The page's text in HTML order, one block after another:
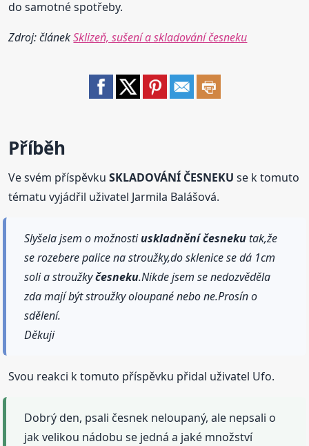
do samotné spotřeby.
Zdroj: článekSklizeň, sušení a skladování česneku
Příběh
Ve svém příspěvkuSKLADOVÁNÍ ČESNEKU se k tomuto
tématu vyjádřil uživatel Jarmila Balášová.
Slyšela jsem o možnostiuskladněníčesnekutak,že
se rozebere palice na stroužky,do sklenice se dá 1cm
soli a stroužkyčesneku.Nikde jsem se nedozvěděla
zda mají být stroužky oloupané nebo ne.Prosín o
sdělení.
Děkuji
Svou reakci k tomuto příspěvku přidal uživatel Ufo.
Dobrý den, psali česnek neloupaný, ale nepsali o
jak velikou nádobu se jedná a jaké množství